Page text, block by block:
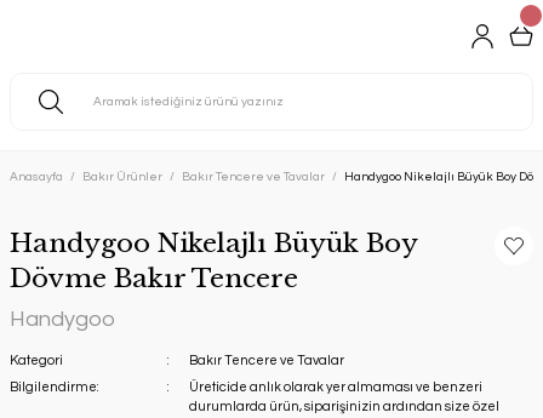
Anasayfa Bakır Ürünler Bakır Tencere ve Tavalar Handygoo Nikelajlı Büyük Boy
Handygoo Nikelajlı Büyük Boy
Dövme Bakır Tencere
Handygoo
Kategori
Bakır Tencere ve Tavalar
Bilgilendirme:
Üreticide anlık olarak yer almaması ve benzeri
durumlarda ürün, siparişinizin ardından size özel